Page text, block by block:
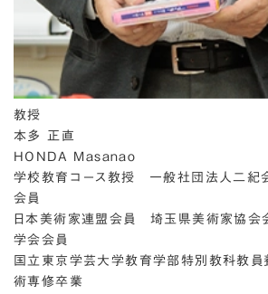
教授
本多 正直
HONDA Masanao
学校教育コース教授 一般社団法人二紀
会員
日本美術家連盟会員 埼玉県美術家協
学会会員
国立東京学芸大学教育学部特別教科教員
術専修卒業